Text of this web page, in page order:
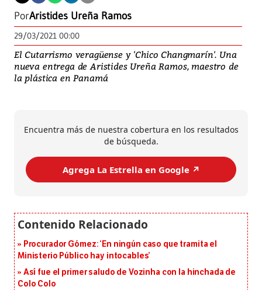
PorAristides Ureña Ramos
29/03/2021 00:00
El Cutarrismo veragüense y 'Chico Changmarín'. Una
nueva entrega de Aristides Ureña Ramos, maestro de
la plástica en Panamá
Encuentra más de nuestra cobertura en los resultados
de búsqueda.
Agrega La Estrella en Google ↗️
Procurador Gómez: ‘En ningún caso que tramita el
Ministerio Público hay intocables’
Así fue el primer saludo de Vozinha con la hinchada de
Colo Colo